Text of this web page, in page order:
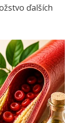
ďalších